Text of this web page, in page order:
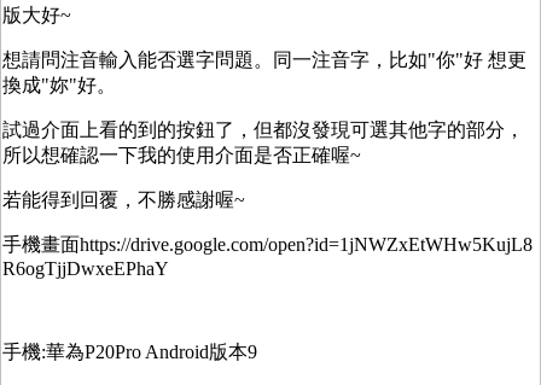
版大好~
想請問注音輸入能否選字問題。同一注音字，比如"你"好 想更
換成"妳"好。
試過介面上看的到的按鈕了，但都沒發現可選其他字的部分，
所以想確認一下我的使用介面是否正確喔~
若能得到回覆，不勝感謝喔~
手機畫面https://drive.google.com/open?id=1jNWZxEtWHw5KujL8
R6ogTjjDwxeEPhaY
手機:華為P20Pro Android版本9